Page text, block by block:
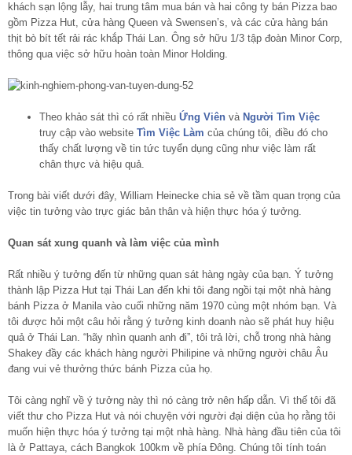
khách sạn lộng lẫy, hai trung tâm mua bán và hai công ty bán Pizza bao
gồm Pizza Hut, cửa hàng Queen và Swensen’s, và các cửa hàng bán
thịt bò bít tết rải rác khắp Thái Lan. Ông sở hữu 1/3 tập đoàn Minor Corp,
thông qua việc sở hữu hoàn toàn Minor Holding.
Theo khảo sát thì có rất nhiều Ứng Viên và Người Tìm Việc
truy cập vào website Tìm Việc Làm của chúng tôi, điều đó cho
thấy chất lượng về tin tức tuyển dụng cũng như việc làm rất
chân thực và hiệu quả.
Trong bài viết dưới đây, William Heinecke chia sẻ về tầm quan trọng của
việc tin tưởng vào trực giác bản thân và hiện thực hóa ý tưởng.
Quan sát xung quanh và làm việc của mình
Rất nhiều ý tưởng đến từ những quan sát hàng ngày của bạn. Ý tưởng
thành lập Pizza Hut tại Thái Lan đến khi tôi đang ngồi tại một nhà hàng
bánh Pizza ở Manila vào cuối những năm 1970 cùng một nhóm bạn. Và
tôi được hỏi một câu hỏi rằng ý tưởng kinh doanh nào sẽ phát huy hiệu
quả ở Thái Lan. “hãy nhìn quanh anh đi”, tôi trả lời, chỗ trong nhà hàng
Shakey đầy các khách hàng người Philipine và những người châu Âu
đang vui vẻ thưởng thức bánh Pizza của họ.
Tôi càng nghĩ về ý tưởng này thì nó càng trở nên hấp dẫn. Vì thế tôi đã
viết thư cho Pizza Hut và nói chuyện với người đại diện của họ rằng tôi
muốn hiện thực hóa ý tưởng tại một nhà hàng. Nhà hàng đầu tiên của tôi
là ở Pattaya, cách Bangkok 100km về phía Đông. Chúng tôi tính toán